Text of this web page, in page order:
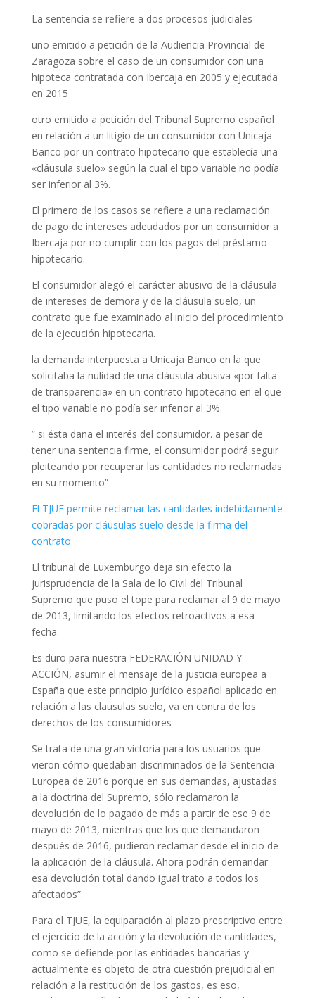
La sentencia se refiere a dos procesos judiciales
uno emitido a petición de la Audiencia Provincial de
Zaragoza sobre el caso de un consumidor con una
hipoteca contratada con Ibercaja en 2005 y ejecutada
en 2015
otro emitido a petición del Tribunal Supremo español
en relación a un litigio de un consumidor con Unicaja
Banco por un contrato hipotecario que establecía una
«cláusula suelo» según la cual el tipo variable no podía
ser inferior al 3%.
El primero de los casos se refiere a una reclamación
de pago de intereses adeudados por un consumidor a
Ibercaja por no cumplir con los pagos del préstamo
hipotecario.
El consumidor alegó el carácter abusivo de la cláusula
de intereses de demora y de la cláusula suelo, un
contrato que fue examinado al inicio del procedimiento
de la ejecución hipotecaria.
la demanda interpuesta a Unicaja Banco en la que
solicitaba la nulidad de una cláusula abusiva «por falta
de transparencia» en un contrato hipotecario en el que
el tipo variable no podía ser inferior al 3%.
” si ésta daña el interés del consumidor. a pesar de
tener una sentencia firme, el consumidor podrá seguir
pleiteando por recuperar las cantidades no reclamadas
en su momento”
El TJUE permite reclamar las cantidades indebidamente
cobradas por cláusulas suelo desde la firma del
contrato
El tribunal de Luxemburgo deja sin efecto la
jurisprudencia de la Sala de lo Civil del Tribunal
Supremo que puso el tope para reclamar al 9 de mayo
de 2013, limitando los efectos retroactivos a esa
fecha.
Es duro para nuestra FEDERACIÓN UNIDAD Y
ACCIÓN, asumir el mensaje de la justicia europea a
España que este principio jurídico español aplicado en
relación a las clausulas suelo, va en contra de los
derechos de los consumidores
Se trata de una gran victoria para los usuarios que
vieron cómo quedaban discriminados de la Sentencia
Europea de 2016 porque en sus demandas, ajustadas
a la doctrina del Supremo, sólo reclamaron la
devolución de lo pagado de más a partir de ese 9 de
mayo de 2013, mientras que los que demandaron
después de 2016, pudieron reclamar desde el inicio de
la aplicación de la cláusula. Ahora podrán demandar
esa devolución total dando igual trato a todos los
afectados”.
Para el TJUE, la equiparación al plazo prescriptivo entre
el ejercicio de la acción y la devolución de cantidades,
como se defiende por las entidades bancarias y
actualmente es objeto de otra cuestión prejudicial en
relación a la restitución de los gastos, es eso,